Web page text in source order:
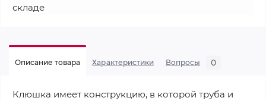
складе
Описание товара Характеристики Вопросы 0
Клюшка имеет конструкцию, в которой труба и